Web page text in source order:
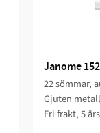
Janome
22 sömmar,
Gjuten
Fri frakt, 5